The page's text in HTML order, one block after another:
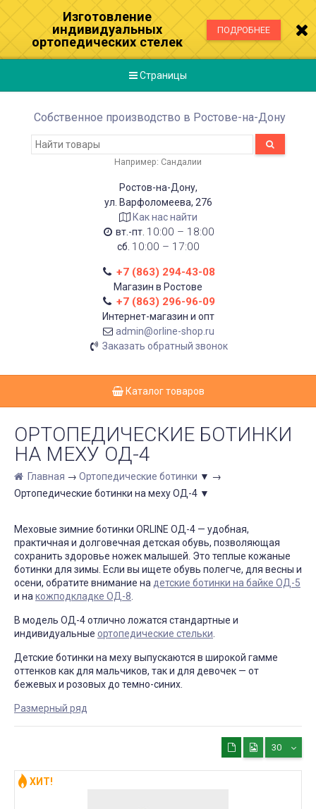
Изготовление
индивидуальных
ортопедических стелек
ПОДРОБНЕЕ
Страницы
Собственное производство в Ростове-на-Дону
Например: Сандалии
Ростов-на-Дону,
ул. Варфоломеева, 276
Как нас найти
вт.-пт. 10:00 – 18:00
сб. 10:00 – 17:00
+7 (863) 294-43-08
Магазин в Ростове
+7 (863) 296-96-09
Интернет-магазин и опт
admin@orline-shop.ru
Заказать обратный звонок
Каталог товаров
ОРТОПЕДИЧЕСКИЕ БОТИНКИ
НА МЕХУ ОД-4
Главная → Ортопедические ботинки ▼ →
Ортопедические ботинки на меху ОД-4 ▼
Меховые зимние ботинки ORLINE ОД-4 — удобная,
практичная и долговечная детская обувь, позволяющая
сохранить здоровье ножек малышей. Это теплые кожаные
ботинки для зимы. Если вы ищете обувь полегче, для весны и
осени, обратите внимание на детские ботинки на байке ОД-5
и на кожподкладке ОД-8
В модель ОД-4 отлично ложатся стандартные и
индивидуальные ортопедические стельки
Детские ботинки на меху выпускаются в широкой гамме
оттенков как для мальчиков, так и для девочек — от
бежевых и розовых до темно-синих.
Размерный ряд
30
ХИТ!